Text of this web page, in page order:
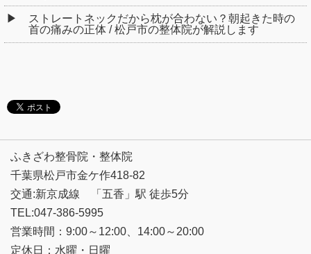
ストレートネックだから枕が合わない？朝起きた時の
首の痛みの正体 / 松戸市の整体院が解説します
ふきざわ整骨院・整体院
千葉県松戸市金ケ作418-82
交通:新京成線 「五香」駅 徒歩5分
TEL:047-386-5995
営業時間：9:00～12:00、14:00～20:00
定休日：水曜・日曜